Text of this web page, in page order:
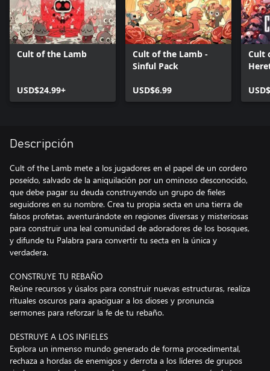
Cult of the Lamb
USD$24.99+
Cult of the Lamb -
Sinful Pack
USD$6.99
Cult
Descripción
Cult of the Lamb mete a los jugadores en el papel de un cordero
poseído, salvado de la aniquilación por un ominoso desconocido,
que debe pagar su deuda construyendo un grupo de fieles
seguidores en su nombre. Crea tu propia secta en una tierra de
falsos profetas, aventurándote en regiones diversas y misteriosas
para construir una leal comunidad de adoradores de los bosques,
y difunde tu Palabra para convertir tu secta en la única y
verdadera.
CONSTRUYE TU REBAÑO
Reúne recursos y úsalos para construir nuevas estructuras, realiza
rituales oscuros para apaciguar a los dioses y pronuncia
sermones para reforzar la fe de tu rebaño.
DESTRUYE A LOS INFIELES
Explora un inmenso mundo generado de forma procedimental,
rechaza a hordas de enemigos y derrota a los líderes de grupos